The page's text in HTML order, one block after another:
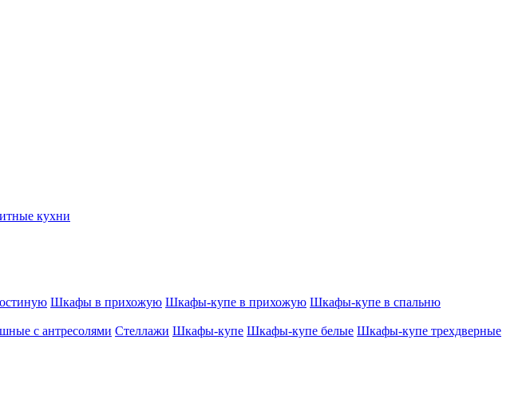
кухни
Шкафы в прихожую Шкафы-купе в прихожую Шкафы-купе в спальню
с антресолями Стеллажи Шкафы-купе Шкафы-купе белые Шкафы-купе трехдверные